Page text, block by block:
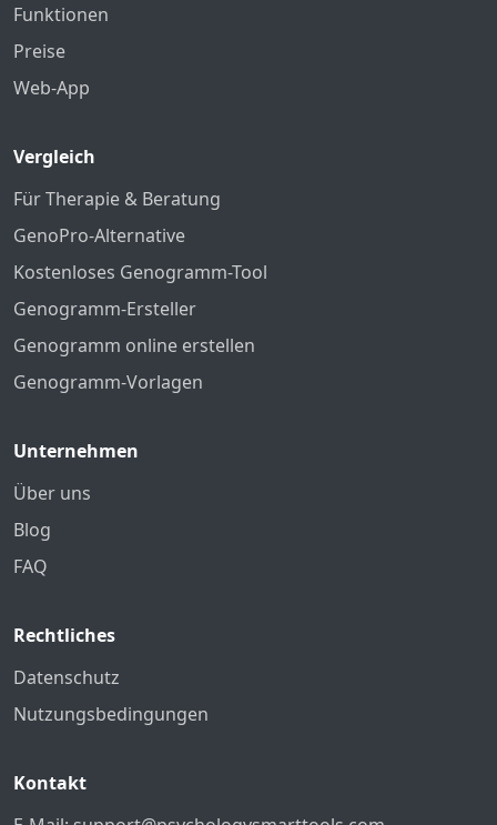
Funktionen
Preise
Web-App
Vergleich
Für Therapie & Beratung
GenoPro-Alternative
Kostenloses Genogramm-Tool
Genogramm-Ersteller
Genogramm online erstellen
Genogramm-Vorlagen
Unternehmen
Über uns
Blog
FAQ
Rechtliches
Datenschutz
Nutzungsbedingungen
Kontakt